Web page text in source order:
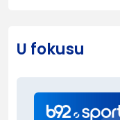
U fokusu